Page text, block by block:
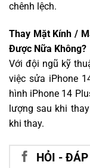
chênh lệch.
Thay Mặt Kính /
Được Nữa Không?
Với đội ngũ kỹ
việc sửa iPhone
hình iPhone 14
lượng sau khi
khi thay.
HỎI - ĐÁP